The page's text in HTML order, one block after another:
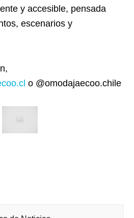
y accesible, pensada
escenarios y
o @omodajaecoo.chile